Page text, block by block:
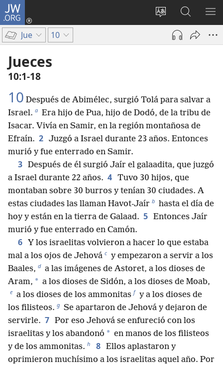
JW.ORG
Cambiar
idioma
del sitio
Iniciar
sesión
en
jw.org
Jue 10
Jueces
10:1-18
10 Después de Abimélec, surgió Tolá para salvar a
Israel. a Era hijo de Pua, hijo de Dodó, de la tribu de
Isacar. Vivía en Samir, en la región montañosa de
Efraín. 2 Juzgó a Israel durante 23 años. Entonces
murió y fue enterrado en Samir.
3 Después de él surgió Jaír el galaadita, que juzgó
a Israel durante 22 años. 4 Tuvo 30 hijos, que
montaban sobre 30 burros y tenían 30 ciudades. A
estas ciudades las llaman Havot-Jaír b hasta el día de
hoy y están en la tierra de Galaad. 5 Entonces Jaír
murió y fue enterrado en Camón.
6 Y los israelitas volvieron a hacer lo que estaba
mal a los ojos de Jehová c y empezaron a servir a los
Baales, d a las imágenes de Astoret, a los dioses de
Aram, * a los dioses de Sidón, a los dioses de Moab,
e a los dioses de los ammonitas f y a los dioses de
los filisteos. g Se apartaron de Jehová y dejaron de
servirle. 7 Por eso Jehová se enfureció con los
israelitas y los abandonó * en manos de los filisteos
y de los ammonitas. h 8 Ellos aplastaron y
oprimieron muchísimo a los israelitas aquel año. Por